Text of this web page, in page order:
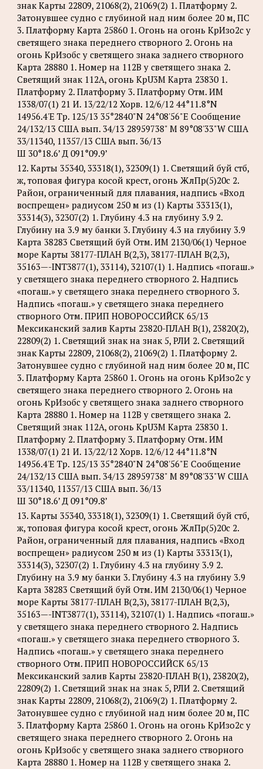
знак Карты 22809, 21068(2), 21069(2) 1. Платформу 2.
Затонувшее судно с глубиной над ним более 20 м, ПС
3. Платформу Карта 25860 1. Огонь на огонь КрИзо2с у
светящего знака переднего створного 2. Огонь на
огонь КрИзобс у светящего знака заднего створного
Карта 28880 1. Номер на 112B у светящего знака 2.
Светящий знак 112A, огонь KpU3M Карта 23830 1.
Платформу 2. Платформу 3. Платформу Отм. ИМ
1338/07(1) 21 И. 13/22/12 Хорв. 12/6/12 44°11.8°N
14956.4'Е Tp. 125/13 35°2840"N 24°08'56"Е Сообщение
24/132/13 США вып. 34/13 28959738" М 89°08'33"W США
33/11340, 11357/13 США вып. 36/13
Ш 30°18.6’ Д 091°09.9’
12. Карты 35340, 33318(1), 32309(1) 1. Светящий буй стб,
ж, топовая фигура косой крест, огонь ЖлПр(5)20с 2.
Район, ограниченный для плавания, надпись «Вход
воспрещен» радиусом 250 м из (1) Карты 33313(1),
33314(3), 32307(2) 1. Глубину 4.3 на глубину 3.9 2.
Глубину на 3.9 му банки 3. Глубину 4.3 на глубину 3.9
Карта 38283 Светящий буй Отм. ИМ 2130/06(1) Черное
море Карты 38177-ПЛАН B(2,3), 38177-ПЛАН B(2,3),
35163—-INT3877(1), 33114), 32107(1) 1. Надпись «погаш.»
у светящего знака переднего створного 2. Надпись
«погаш.» у светящего знака переднего створного 3.
Надпись «погаш.» у светящего знака переднего
створного Отм. ПРИП НОВОРОССИЙСК 65/13
Мексиканский залив Карты 23820-ПЛАН B(1), 23820(2),
22809(2) 1. Светящий знак на знак 5, РЛИ 2. Светящий
знак Карты 22809, 21068(2), 21069(2) 1. Платформу 2.
Затонувшее судно с глубиной над ним более 20 м, ПС
3. Платформу Карта 25860 1. Огонь на огонь КрИзо2с у
светящего знака переднего створного 2. Огонь на
огонь КрИзобс у светящего знака заднего створного
Карта 28880 1. Номер на 112B у светящего знака 2.
Светящий знак 112A, огонь KpU3M Карта 23830 1.
Платформу 2. Платформу 3. Платформу Отм. ИМ
1338/07(1) 21 И. 13/22/12 Хорв. 12/6/12 44°11.8°N
14956.4'Е Tp. 125/13 35°2840"N 24°08'56"Е Сообщение
24/132/13 США вып. 34/13 28959738" М 89°08'33"W США
33/11340, 11357/13 США вып. 36/13
Ш 30°18.6’ Д 091°09.8’
13. Карты 35340, 33318(1), 32309(1) 1. Светящий буй стб,
ж, топовая фигура косой крест, огонь ЖлПр(5)20с 2.
Район, ограниченный для плавания, надпись «Вход
воспрещен» радиусом 250 м из (1) Карты 33313(1),
33314(3), 32307(2) 1. Глубину 4.3 на глубину 3.9 2.
Глубину на 3.9 му банки 3. Глубину 4.3 на глубину 3.9
Карта 38283 Светящий буй Отм. ИМ 2130/06(1) Черное
море Карты 38177-ПЛАН B(2,3), 38177-ПЛАН B(2,3),
35163—-INT3877(1), 33114), 32107(1) 1. Надпись «погаш.»
у светящего знака переднего створного 2. Надпись
«погаш.» у светящего знака переднего створного 3.
Надпись «погаш.» у светящего знака переднего
створного Отм. ПРИП НОВОРОССИЙСК 65/13
Мексиканский залив Карты 23820-ПЛАН B(1), 23820(2),
22809(2) 1. Светящий знак на знак 5, РЛИ 2. Светящий
знак Карты 22809, 21068(2), 21069(2) 1. Платформу 2.
Затонувшее судно с глубиной над ним более 20 м, ПС
3. Платформу Карта 25860 1. Огонь на огонь КрИзо2с у
светящего знака переднего створного 2. Огонь на
огонь КрИзобс у светящего знака заднего створного
Карта 28880 1. Номер на 112B у светящего знака 2.